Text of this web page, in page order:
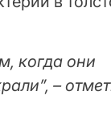
когда они
–